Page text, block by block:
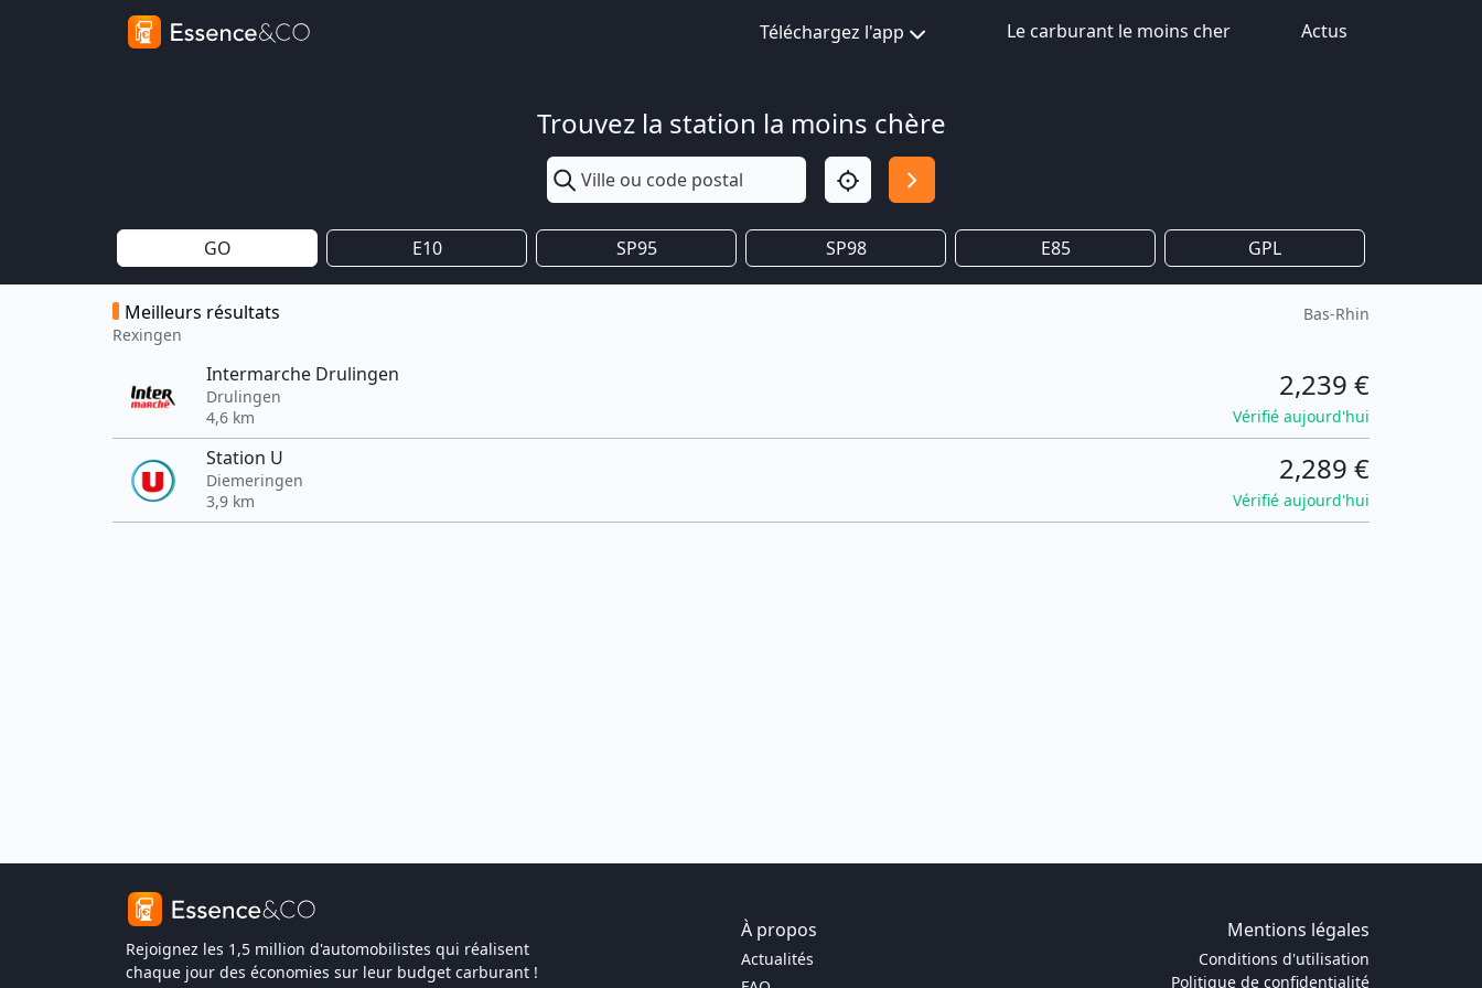
Téléchargez l'app Le carburant le moins cher Actus
Trouvez la station la moins chère
GO E10 SP95 SP98 E85 GPL
Meilleurs résultats
Rexingen
Bas-Rhin
Intermarche Drulingen
Drulingen
4,6 km
2,239 €
Vérifié aujourd'hui
Station U
Diemeringen
3,9 km
2,289 €
Vérifié aujourd'hui
Rejoignez les 1,5 million d'automobilistes qui réalisent
chaque jour des économies sur leur budget carburant !
À propos Mentions légales
Actualités
Conditions d'utilisation
Politique de confidentialité